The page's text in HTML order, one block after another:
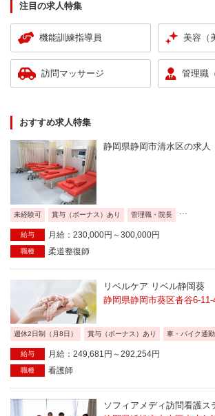
注目の求人特集
機能訓練指導員 美容（
訪問マッサージ 管理職
おすすめ求人特集
静岡県静岡市清水区の求人
未経験可 賞与（ボーナス）あり 管理職・院長 ...
給与 月給：230,000円～300,000円
職種 柔道整復師
リベルケア リベル静岡葵
静岡県静岡市葵区沓谷6-11-
週休2日制（月8日） 賞与（ボーナス）あり 車・バイク通
給与 月給：249,681円～292,254円
職種 看護師
ソフィアメディ訪問看護ス